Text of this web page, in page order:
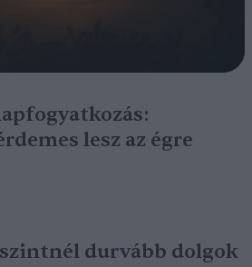
lesz az égre
durvább dolgok